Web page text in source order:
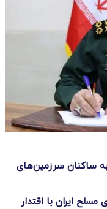
به ساکنان سرزمین‌های
ایران با اقتدار